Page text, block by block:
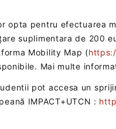
opta pentru efectuarea
suplimentara de 200
Mobility Map (
Mai multe
pot accesa un
‎IMPACT+UTCN :